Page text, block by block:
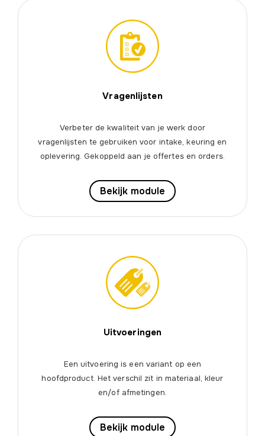
Vragenlijsten
Verbeter de kwaliteit van je werk door
vragenlijsten te gebruiken voor intake, keuring en
oplevering. Gekoppeld aan je offertes en orders.
Bekijk module
Uitvoeringen
Een uitvoering is een variant op een
hoofdproduct. Het verschil zit in materiaal, kleur
en/of afmetingen.
Bekijk module